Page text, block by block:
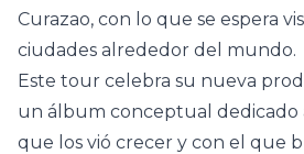
Curazao, con lo que se espera
ciudades alrededor del mundo.
Este tour celebra su nueva
un álbum conceptual dedicado
que los vió crecer y con el que